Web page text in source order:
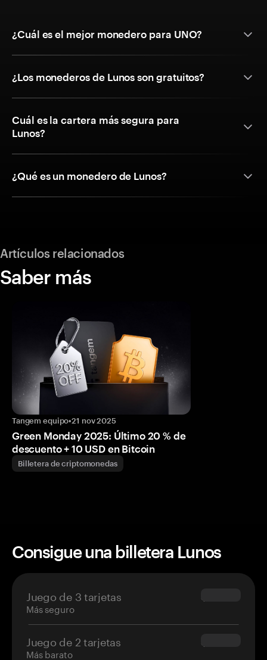
¿Cuál es el mejor monedero para UNO?
¿Los monederos de Lunos son gratuitos?
Cuál es la cartera más segura para
Lunos?
¿Qué es un monedero de Lunos?
Artículos relacionados
Saber más
Tangem equipo•21 nov 2025
Green Monday 2025: Último 20 % de
descuento + 10 USD en Bitcoin
Billetera de criptomonedas
Consigue una billetera Lunos
Juego de 3 tarjetas
Más seguro
$69.90
Juego de 2 tarjetas
Más barato
$54.90